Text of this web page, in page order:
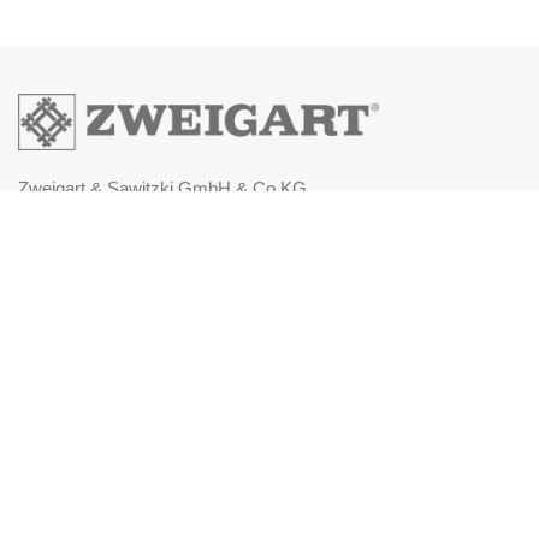
Zweigart & Sawitzki GmbH & Co.KG